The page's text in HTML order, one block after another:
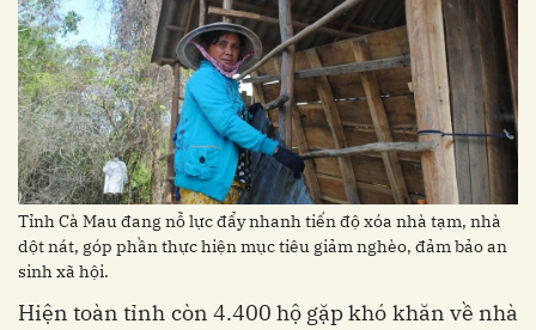
Tỉnh Cà Mau đang nỗ lực đẩy nhanh tiến độ xóa nhà tạm, nhà
dột nát, góp phần thực hiện mục tiêu giảm nghèo, đảm bảo an
sinh xã hội.
Hiện toàn tỉnh còn 4.400 hộ gặp khó khăn về nhà